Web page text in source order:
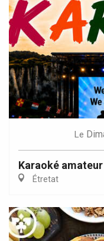
Le
Karaoké
Étretat